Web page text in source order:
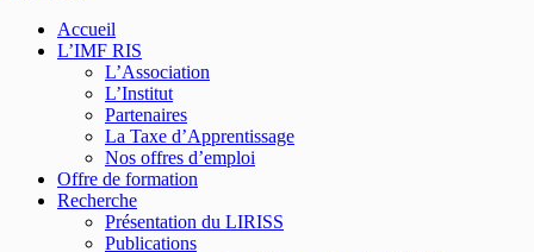
Accueil
L’IMF RIS
L’Association
L’Institut
Partenaires
La Taxe d’Apprentissage
Nos offres d’emploi
Offre de formation
Recherche
Présentation du LIRISS
Publications